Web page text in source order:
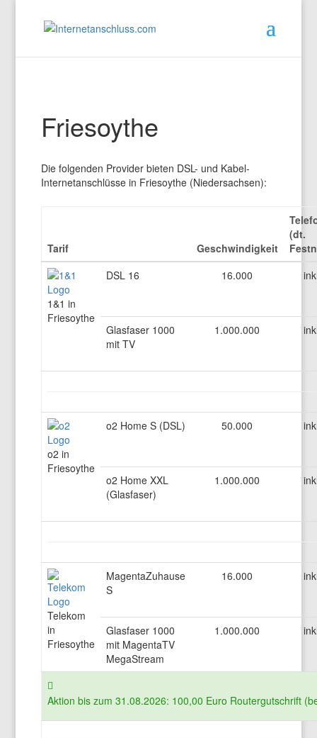
Friesoythe
Die folgenden Provider bieten DSL- und Kabel-
Internetanschlüsse in Friesoythe (Niedersachsen):
Tarif Geschwindigkeit
(dt.
1&1 in
Friesoythe
DSL 16 16.000
Glasfaser 1000
mit TV
1.000.000
o2 in
Friesoythe
o2 Home S (DSL) 50.000
o2 Home XXL
(Glasfaser)
1.000.000
Telekom
in
Friesoythe
MagentaZuhause
S
16.000
Glasfaser 1000
mit MagentaTV
MegaStream
1.000.000
Aktion bis zum 31.08.2026: 100,00 Euro Routergutschrift